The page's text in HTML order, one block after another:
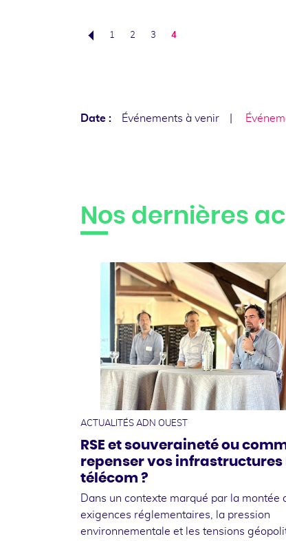
Précédent
1 2 3 4
Date : Événements à venir
Nos dernières
ACTUALITÉS ADN OUEST
RSE et souveraineté ou
repenser vos infrastructures
télécom ?
Dans un contexte marqué par la montée
exigences réglementaires, la pression
environnementale et les tensions